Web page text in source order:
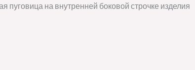
пуговица на внутренней боковой строчке изделия